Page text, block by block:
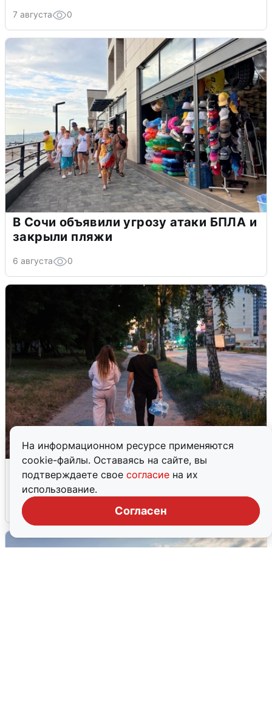
На информационном ресурсе применяются
cookie-файлы. Оставаясь на сайте, вы
подтверждаете свое согласие на их
использование.
Согласен
7 августа 0
В Сочи объявили угрозу атаки БПЛА и
закрыли пляжи
6 августа 0
Опубликована карта отключений
воды в Воронеже
6 августа